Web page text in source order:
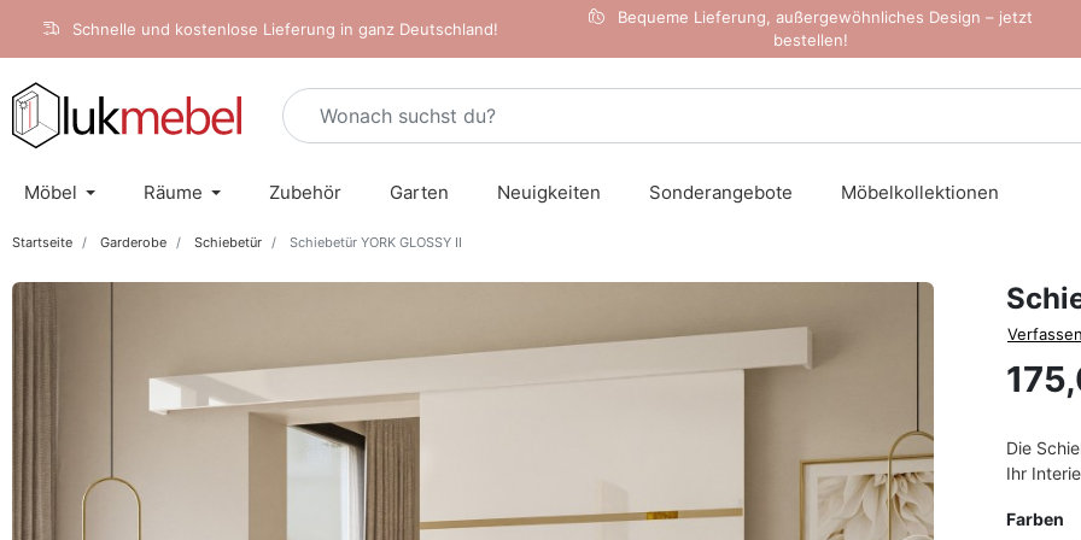
Schnelle und kostenlose Lieferung in ganz Deutschland!
Bequeme Lieferung, außergewöhnliches Design – jetzt
bestellen!
Möbel Räume Zubehör Garten Neuigkeiten Sonderangebote Möbelkollektionen
Startseite Garderobe Schiebetür Schiebetür YORK GLOSSY II
Die
Ihr
Farben